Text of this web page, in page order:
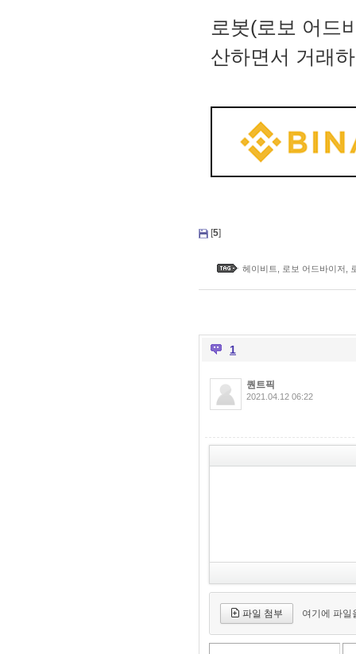
로봇(로보 어드
산하면서 거래
[5]
헤이비트 로보 어드바이저
1
퀀트픽
2021.04.12 06:22
파일 첨부 여기에 파일